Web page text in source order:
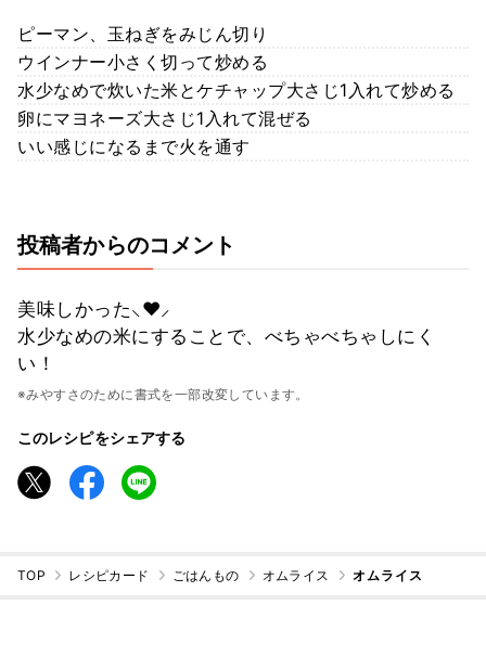
ピーマン、玉ねぎをみじん切り
ウインナー小さく切って炒める
水少なめで炊いた米とケチャップ大さじ1入れて炒める
卵にマヨネーズ大さじ1入れて混ぜる
いい感じになるまで火を通す
投稿者からのコメント
美味しかった⸜❤︎⸝‍
水少なめの米にすることで、べちゃべちゃしにく
い！
※みやすさのために書式を一部改変しています。
このレシピをシェアする
TOP レシピカード ごはんもの オムライス オムライス